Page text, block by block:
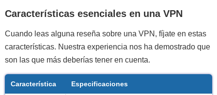
Características esenciales en una VPN
Cuando leas alguna reseña sobre una VPN, fíjate en estas
características. Nuestra experiencia nos ha demostrado que
son las que más deberías tener en cuenta.
Característica Especificaciones